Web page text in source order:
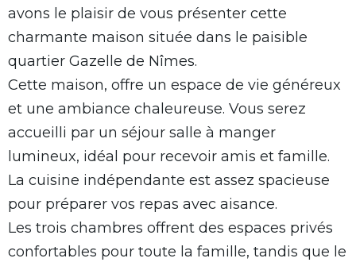
avons le plaisir de vous présenter cette
charmante maison située dans le paisible
quartier Gazelle de Nîmes.
Cette maison, offre un espace de vie généreux
et une ambiance chaleureuse. Vous serez
accueilli par un séjour salle à manger
lumineux, idéal pour recevoir amis et famille.
La cuisine indépendante est assez spacieuse
pour préparer vos repas avec aisance.
Les trois chambres offrent des espaces privés
confortables pour toute la famille, tandis que le